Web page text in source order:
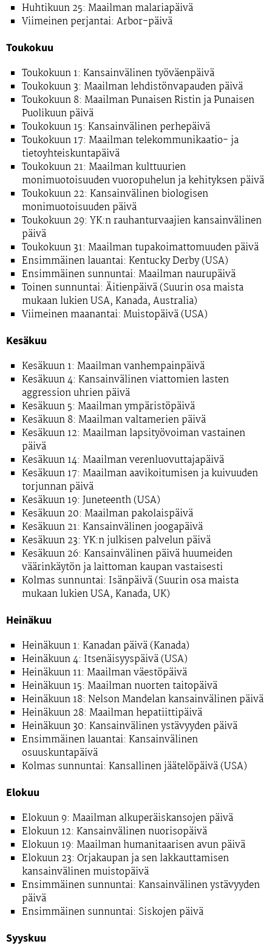
Huhtikuun 25: Maailman malariapäivä
Viimeinen perjantai: Arbor-päivä
Toukokuu
Toukokuun 1: Kansainvälinen työväenpäivä
Toukokuun 3: Maailman lehdistönvapauden päivä
Toukokuun 8: Maailman Punaisen Ristin ja Punaisen
Puolikuun päivä
Toukokuun 15: Kansainvälinen perhepäivä
Toukokuun 17: Maailman telekommunikaatio- ja
tietoyhteiskuntapäivä
Toukokuun 21: Maailman kulttuurien
monimuotoisuuden vuoropuhelun ja kehityksen päivä
Toukokuun 22: Kansainvälinen biologisen
monimuotoisuuden päivä
Toukokuun 29: YK:n rauhanturvaajien kansainvälinen
päivä
Toukokuun 31: Maailman tupakoimattomuuden päivä
Ensimmäinen lauantai: Kentucky Derby (USA)
Ensimmäinen sunnuntai: Maailman naurupäivä
Toinen sunnuntai: Äitienpäivä (Suurin osa maista
mukaan lukien USA, Kanada, Australia)
Viimeinen maanantai: Muistopäivä (USA)
Kesäkuu
Kesäkuun 1: Maailman vanhempainpäivä
Kesäkuun 4: Kansainvälinen viattomien lasten
aggression uhrien päivä
Kesäkuun 5: Maailman ympäristöpäivä
Kesäkuun 8: Maailman valtamerien päivä
Kesäkuun 12: Maailman lapsityövoiman vastainen
päivä
Kesäkuun 14: Maailman verenluovuttajapäivä
Kesäkuun 17: Maailman aavikoitumisen ja kuivuuden
torjunnan päivä
Kesäkuun 19: Juneteenth (USA)
Kesäkuun 20: Maailman pakolaispäivä
Kesäkuun 21: Kansainvälinen joogapäivä
Kesäkuun 23: YK:n julkisen palvelun päivä
Kesäkuun 26: Kansainvälinen päivä huumeiden
väärinkäytön ja laittoman kaupan vastaisesti
Kolmas sunnuntai: Isänpäivä (Suurin osa maista
mukaan lukien USA, Kanada, UK)
Heinäkuu
Heinäkuun 1: Kanadan päivä (Kanada)
Heinäkuun 4: Itsenäisyyspäivä (USA)
Heinäkuun 11: Maailman väestöpäivä
Heinäkuun 15: Maailman nuorten taitopäivä
Heinäkuun 18: Nelson Mandelan kansainvälinen päivä
Heinäkuun 28: Maailman hepatiittipäivä
Heinäkuun 30: Kansainvälinen ystävyyden päivä
Ensimmäinen lauantai: Kansainvälinen
osuuskuntapäivä
Kolmas sunnuntai: Kansallinen jäätelöpäivä (USA)
Elokuu
Elokuun 9: Maailman alkuperäiskansojen päivä
Elokuun 12: Kansainvälinen nuorisopäivä
Elokuun 19: Maailman humanitaarisen avun päivä
Elokuun 23: Orjakaupan ja sen lakkauttamisen
kansainvälinen muistopäivä
Ensimmäinen sunnuntai: Kansainvälinen ystävyyden
päivä
Ensimmäinen sunnuntai: Siskojen päivä
Syyskuu